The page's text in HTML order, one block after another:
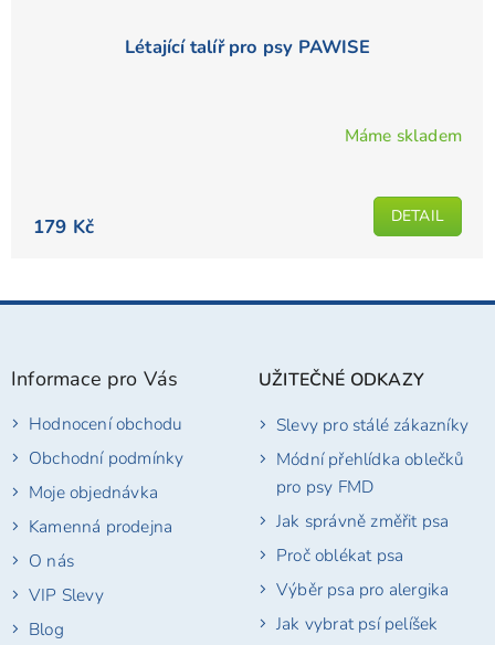
Létající talíř pro psy PAWISE
Máme skladem
179 Kč DETAIL
Z
Informace pro Vás
Hodnocení obchodu
Obchodní podmínky
Moje objednávka
Kamenná prodejna
O nás
VIP Slevy
Blog
UŽITEČNÉ ODKAZY
Slevy pro stálé zákazníky
Módní přehlídka oblečků
pro psy FMD
Jak správně změřit psa
Proč oblékat psa
Výběr psa pro alergika
Jak vybrat psí pelíšek